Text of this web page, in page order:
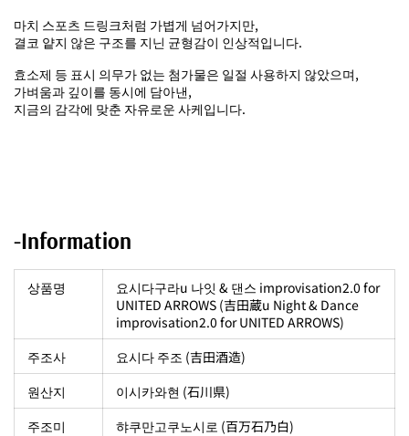
마치 스포츠 드링크처럼 가볍게 넘어가지만,
결코 얕지 않은 구조를 지닌 균형감이 인상적입니다.
효소제 등 표시 의무가 없는 첨가물은 일절 사용하지 않았으며,
가벼움과 깊이를 동시에 담아낸,
지금의 감각에 맞춘 자유로운 사케입니다.
-Information
상품명
요시다구라u 나잇 & 댄스 improvisation2.0 for
UNITED ARROWS (吉田蔵u Night & Dance
improvisation2.0 for UNITED ARROWS)
주조사
요시다 주조 (吉田酒造)
원산지
이시카와현 (石川県)
주조미
햐쿠만고쿠노시로 (百万石乃白)